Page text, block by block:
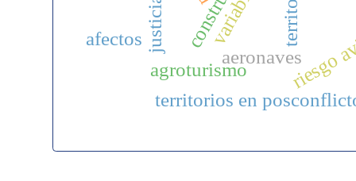
riesgo
aeronaves
agroturismo
territorios en
afectos